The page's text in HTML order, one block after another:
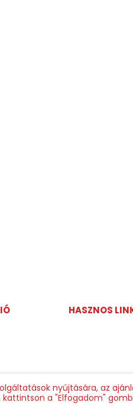
HASZNOS
nyújtására, az
kattintson a "Elfogadom"